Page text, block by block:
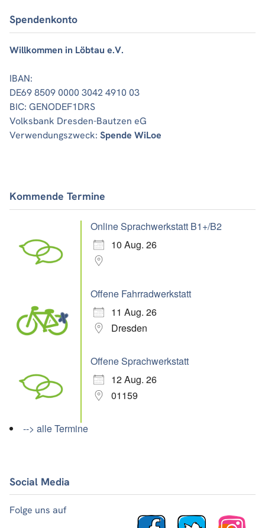
Spendenkonto
Willkommen in Löbtau e.V.
IBAN:
DE69 8509 0000 3042 4910 03
BIC: GENODEF1DRS
Volksbank Dresden-Bautzen eG
Verwendungszweck: Spende WiLoe
Kommende Termine
Online Sprachwerkstatt B1+/B2
10 Aug. 26
Offene Fahrradwerkstatt
11 Aug. 26
Dresden
Offene Sprachwerkstatt
12 Aug. 26
01159
--> alle Termine
Social Media
Folge uns auf